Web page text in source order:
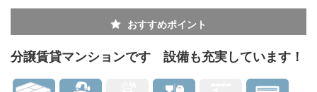
おすすめポイント
分譲賃貸マンションです 設備も充実しています！